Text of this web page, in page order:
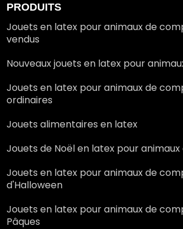
PRODUITS
Jouets en latex pour animaux de
vendus
Nouveaux jouets en latex pour
Jouets en latex pour animaux de
ordinaires
Jouets alimentaires en latex
Jouets de Noël en latex pour
Jouets en latex pour animaux de
d'Halloween
Jouets en latex pour animaux de
Pâques